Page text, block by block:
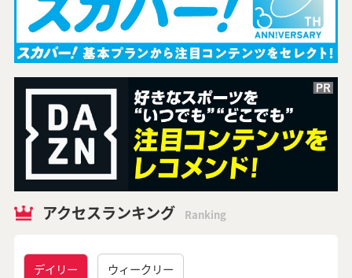
アクセスランキング Ranking
デイリー ウィークリー